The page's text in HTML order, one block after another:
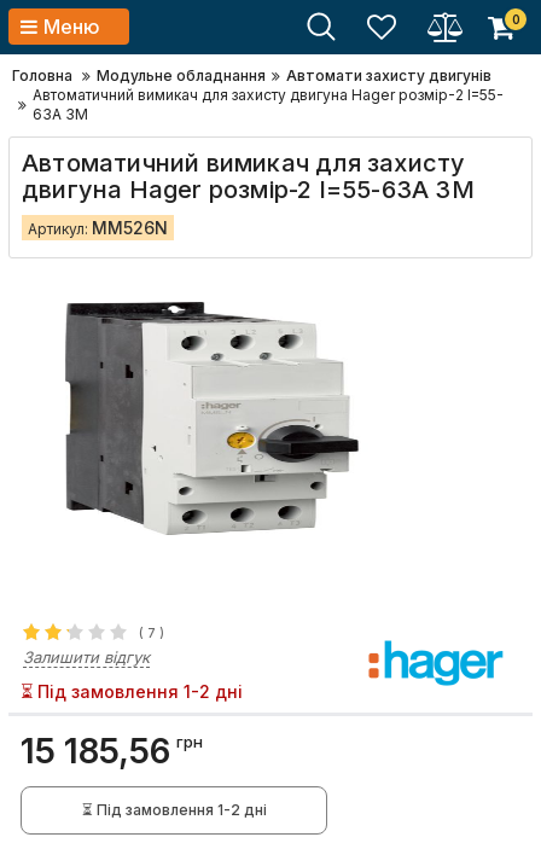
Меню 0
Головна Модульне обладнання
Автомати захисту двигунів
Автоматичний вимикач для захисту двигуна Hager розмір-2 I=55-
63А 3М
Автоматичний вимикач для захисту
двигуна Hager розмір-2 I=55-63А 3М
Артикул: MM526N
( 7 )
Залишити відгук
⏳ Під замовлення 1-2 дні
15 185,56 грн
⏳ Під замовлення 1-2 дні